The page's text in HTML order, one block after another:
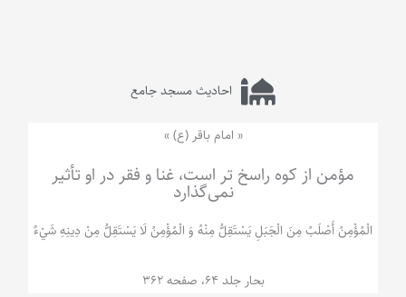
احادیث مسجد جامع
« امام باقر (ع) »
مؤمن از کوه راسخ تر است، غنا و فقر در او تأثیر
نمی‌گذارد
الْمُؤْمِنُ‌ أَصْلَبُ‌ مِنَ‌ الْجَبَلِ‌ یَسْتَقِلُّ مِنْهُ وَ الْمُؤْمِنُ لَا يَسْتَقِلُّ مِنْ دِينِهِ شَيْ‌ءٌ
بحار جلد 64، صفحه 362